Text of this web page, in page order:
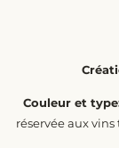
Couleur et
réservée aux